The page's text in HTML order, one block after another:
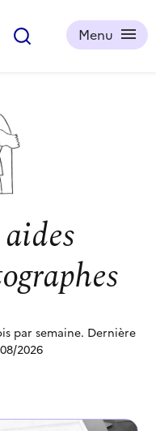
Menu
Bicentenaire
Une série de podcasts et
d'articles pour célébrer
les 200 ans de la
photographie
Index parité
Les chiffres des inégalités
par semaine. Dernière
2026